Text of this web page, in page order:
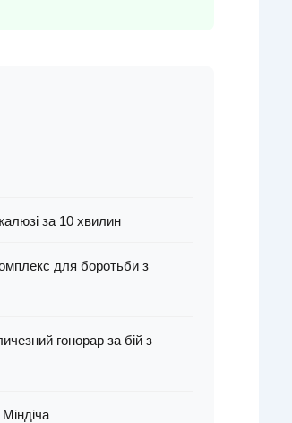
за 10 хвилин
для боротьби з
гонорар за бій з